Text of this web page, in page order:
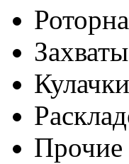
Захваты
Прочие